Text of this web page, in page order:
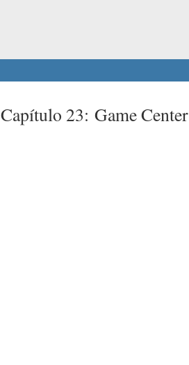
Capítulo 23: Game Center